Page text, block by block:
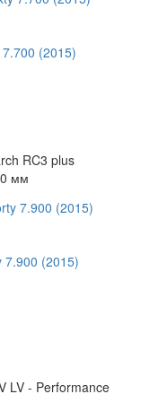
(2015)
RC3 plus
мм
7.900 (2015)
LV - Performance